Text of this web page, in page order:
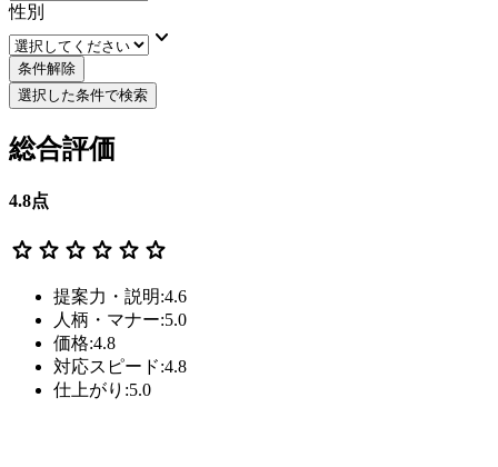
性別
keyboard_arrow_down
条件解除
選択した条件で検索
総合評価
4.8点
star star star star star star
提案力・説明:4.6
人柄・マナー:5.0
価格:4.8
対応スピード:4.8
仕上がり:5.0